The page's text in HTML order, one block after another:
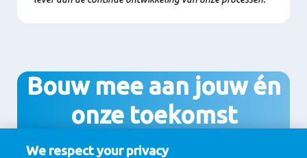
Bouw mee aan jouw én
onze toekomst
We respect your privacy